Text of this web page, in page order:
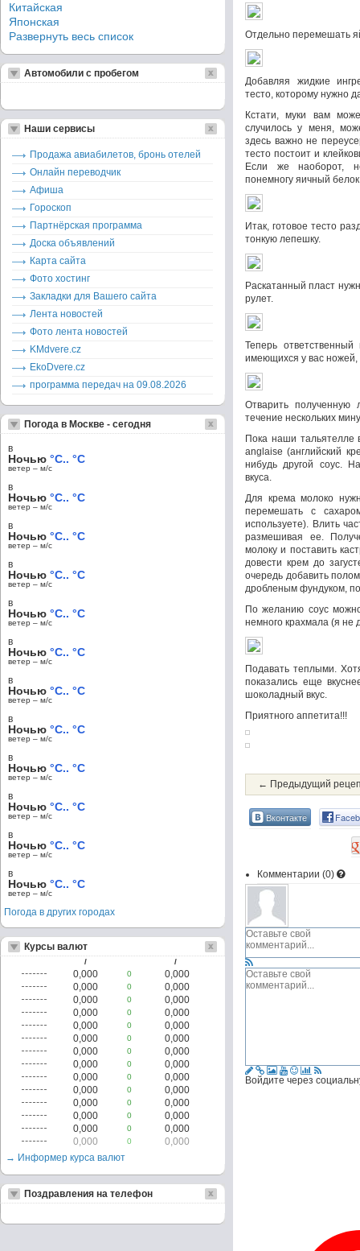
Отдельно перемешать
Добавляя жидкие
тесто, которому нужно
Кстати, муки вам
случилось у меня,
здесь важно не
тесто постоит и
Если же наоборот,
понемногу яичный
Итак, готовое тесто
тонкую лепешку.
Раскатанный пласт
рулет.
Теперь
имеющихся у вас ножей,
Отварить
течение нескольких
Пока наши тальятелле
anglaise (английский
нибудь другой соус.
вкуса.
Для крема молоко
перемешать с
используете). Влить
размешивая ее.
молоку и поставить
довести крем до
очередь добавить
дробленым фундуком,
По желанию соус
немного крахмала (я не
Подавать теплыми.
показались еще
шоколадный вкус.
Приятного аппетита!!!
← Предыдущий
Вконтакте
Комментарии (0)
Войдите через
Китайская
Японская
Развернуть весь список
Автомобили с пробегом
Наши сервисы
Продажа авиабилетов, бронь отелей
Онлайн переводчик
Афиша
Гороскоп
Партнёрская программа
Доска объявлений
Карта сайта
Фото хостинг
Закладки для Вашего сайта
Лента новостей
Фото лента новостей
KMdvere.cz
EkoDvere.cz
программа передач на 09.08.2026
Погода в Москве - сегодня
в
Ночью °C.. °C
ветер – м/c
в
Ночью °C.. °C
ветер – м/c
в
Ночью °C.. °C
ветер – м/c
в
Ночью °C.. °C
ветер – м/c
в
Ночью °C.. °C
ветер – м/c
в
Ночью °C.. °C
ветер – м/c
в
Ночью °C.. °C
ветер – м/c
в
Ночью °C.. °C
ветер – м/c
в
Ночью °C.. °C
ветер – м/c
в
Ночью °C.. °C
ветер – м/c
в
Ночью °C.. °C
ветер – м/c
в
Ночью °C.. °C
ветер – м/c
Погода в других городах
Курсы валют
/ /
0,000 0
0,000
0,000
0
0,000
0,000
0
0,000
0,000
0
0,000
0,000
0
0,000
0,000
0
0,000
0,000
0
0,000
0,000
0
0,000
0,000
0
0,000
0,000
0
0,000
0,000
0
0,000
0,000
0
0,000
0,000
0
0,000
0,000
0
0,000
→ Информер курса валют
Поздравления на телефон